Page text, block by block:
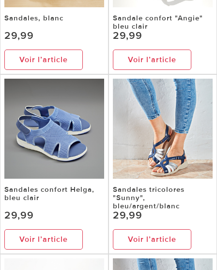
Sandales, blanc
29,99
Voir l’article
Sandale confort "Angie"
bleu clair
29,99
Voir l’article
Sandales confort Helga,
bleu clair
29,99
Voir l’article
Sandales tricolores
"Sunny",
bleu/argent/blanc
29,99
Voir l’article